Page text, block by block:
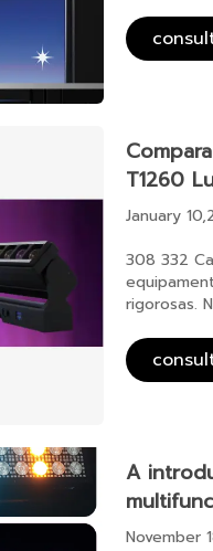
T1260
January
308 332
rigorosas.
A
November